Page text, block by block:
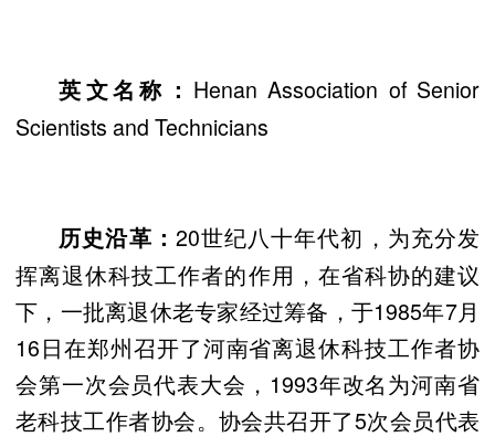
英文名称： Henan Association of Senior
Scientists and Technicians
历史沿革： 20世纪八十年代初，为充分发
挥离退休科技工作者的作用，在省科协的建议
下，一批离退休老专家经过筹备，于1985年7月
16日在郑州召开了河南省离退休科技工作者协
会第一次会员代表大会，1993年改名为河南省
老科技工作者协会。协会共召开了5次会员代表